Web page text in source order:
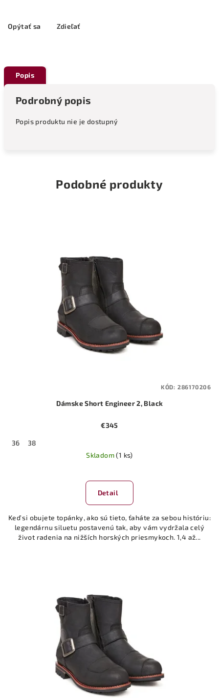
Opýtať sa Zdieľať
Popis
Podrobný popis
Popis produktu nie je dostupný
Podobné produkty
Dámske Short Engineer 2, Black
€345
36
38
Skladom(1 ks)
Detail
Keď si obujete topánky, ako sú tieto, ťaháte za sebou históriu:
legendárnu siluetu postavenú tak, aby vám vydržala celý
život radenia na nižších horských priesmykoch. 1,4 až...
KÓD: 286170206